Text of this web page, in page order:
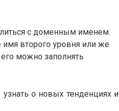
с доменным именем.
второго уровня или же
его можно заполнять
о новых тенденциях и